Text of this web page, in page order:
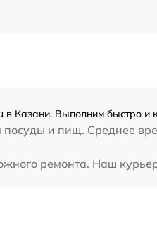
Казани. Выполним быстро и
посуды и пищ. Среднее
ремонта. Наш курьер